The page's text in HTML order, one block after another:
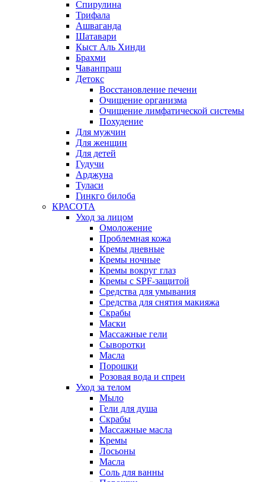
Спирулина
Трифала
Ашваганда
Шатавари
Кыст Аль Хинди
Брахми
Чаванпраш
Детокс
Восстановление печени
Очищение организма
Очищение лимфатической системы
Похудение
Для мужчин
Для женщин
Для детей
Гудучи
Арджуна
Туласи
Гинкго билоба
КРАСОТА
Уход за лицом
Омоложение
Проблемная кожа
Кремы дневные
Кремы ночные
Кремы вокруг глаз
Кремы с SPF-защитой
Средства для умывания
Средства для снятия макияжа
Скрабы
Маски
Массажные гели
Сыворотки
Масла
Порошки
Розовая вода и спреи
Уход за телом
Мыло
Гели для душа
Скрабы
Массажные масла
Кремы
Лосьоны
Масла
Соль для ванны